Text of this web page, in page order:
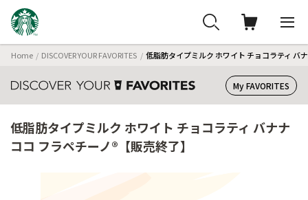
Home DISCOVER YOUR FAVORITES 低脂肪タイプミルク ホワイト チョコラティ バ
My FAVORITES
低脂肪タイプミルク ホワイト チョコラティ バナナ
ココ フラペチーノ®【販売終了】